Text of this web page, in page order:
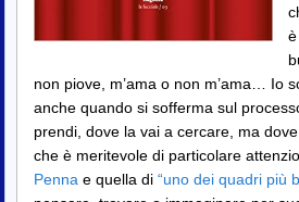
non piove, m’ama o non m’ama… Io
anche quando si sofferma sul
prendi, dove la vai a cercare, ma
che è meritevole di particolare
Penna e quella di “uno dei quadri più